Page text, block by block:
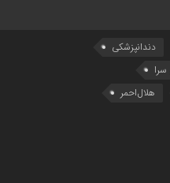
دندانپزشکی
هلال‌احمر